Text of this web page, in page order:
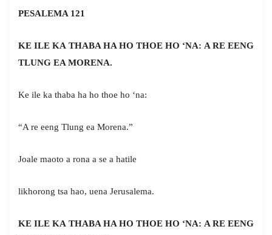
PESALEMA 121
KE ILE KA THABA HA HO THOE HO ‘NA: A RE EENG
TLUNG EA MORENA.
Ke ile ka thaba ha ho thoe ho ‘na:
“A re eeng Tlung ea Morena.”
Joale maoto a rona a se a hatile
likhorong tsa hao, uena Jerusalema.
KE ILE KA THABA HA HO THOE HO ‘NA: A RE EENG